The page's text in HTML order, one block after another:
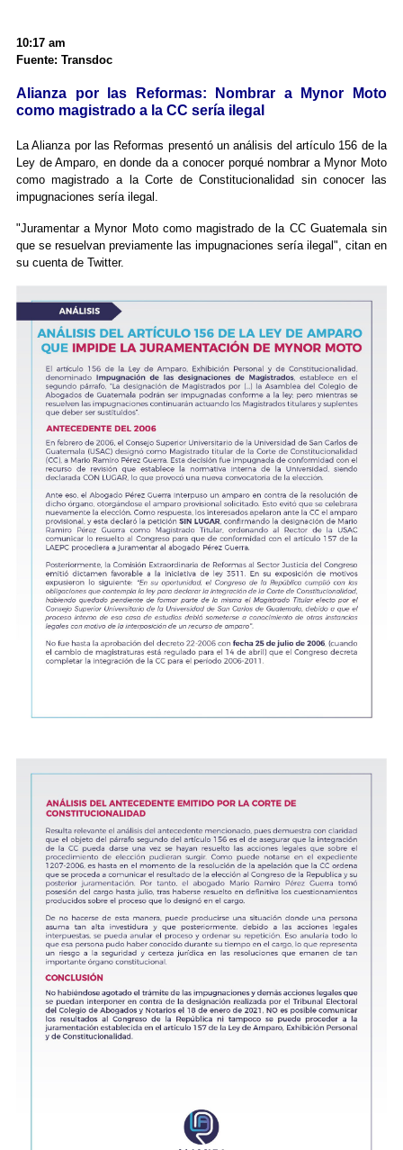
10:17 am
Fuente: Transdoc
Alianza por las Reformas: Nombrar a Mynor Moto
como magistrado a la CC sería ilegal
La Alianza por las Reformas presentó un análisis del artículo 156 de la
Ley de Amparo, en donde da a conocer porqué nombrar a Mynor Moto
como magistrado a la Corte de Constitucionalidad sin conocer las
impugnaciones sería ilegal.
"Juramentar a Mynor Moto como magistrado de la CC Guatemala sin
que se resuelvan previamente las impugnaciones sería ilegal", citan en
su cuenta de Twitter.